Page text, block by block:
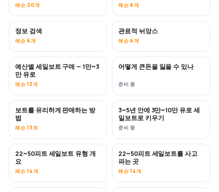
레슨 20개 레슨 6개
정보 검색
레슨 6개
관료적 뉘앙스
레슨 6개
곧 공개
예산별 세일보트 구매 — 1만~3
만 유로
레슨 13개
곧 공개
어떻게 큰돈을 잃을 수 있나
준비 중
신규
보트를 유리하게 판매하는 방
법
레슨 13개
신규
3~5년 안에 3만~10만 유로 세
일보트로 키우기
준비 중
곧 공개
22~50피트 세일보트 유형 개
요
레슨 14개
곧 공개
22~50피트 세일보트를 사고
파는 곳
레슨 14개